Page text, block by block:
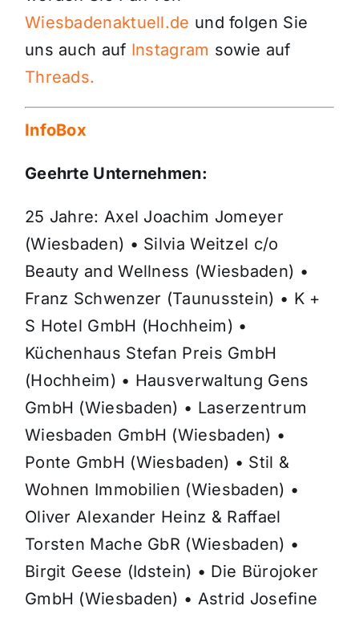
Wiesbadenaktuell.de und folgen Sie
uns auch auf Instagram sowie auf
Threads.
InfoBox
Geehrte Unternehmen:
25 Jahre: Axel Joachim Jomeyer
(Wiesbaden) • Silvia Weitzel c/o
Beauty and Wellness (Wiesbaden) •
Franz Schwenzer (Taunusstein) • K +
S Hotel GmbH (Hochheim) •
Küchenhaus Stefan Preis GmbH
(Hochheim) • Hausverwaltung Gens
GmbH (Wiesbaden) • Laserzentrum
Wiesbaden GmbH (Wiesbaden) •
Ponte GmbH (Wiesbaden) • Stil &
Wohnen Immobilien (Wiesbaden) •
Oliver Alexander Heinz & Raffael
Torsten Mache GbR (Wiesbaden) •
Birgit Geese (Idstein) • Die Bürojoker
GmbH (Wiesbaden) • Astrid Josefine